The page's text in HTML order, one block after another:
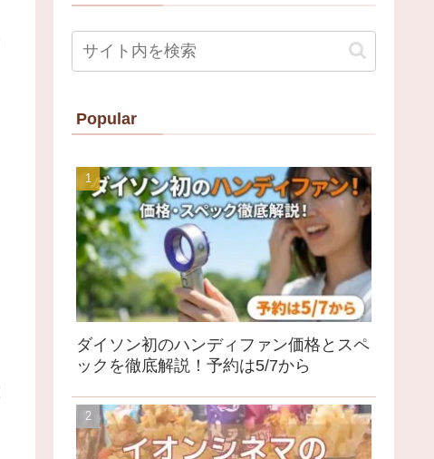
Popular
ダイソン初のハンディファン価格とスペ
ックを徹底解説！予約は5/7から